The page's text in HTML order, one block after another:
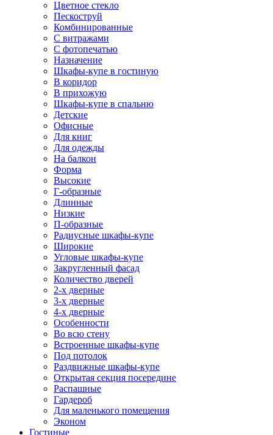
Цветное стекло
Пескоструй
Комбинированные
С витражами
С фотопечатью
Назначение
Шкафы-купе в гостиную
В коридор
В прихожую
Шкафы-купе в спальню
Детские
Офисные
Для книг
Для одежды
На балкон
Форма
Высокие
Г-образные
Длинные
Низкие
П-образные
Радиусные шкафы-купе
Широкие
Угловые шкафы-купе
Закругленный фасад
Количество дверей
2-х дверные
3-х дверные
4-х дверные
Особенности
Во всю стену
Встроенные шкафы-купе
Под потолок
Раздвижные шкафы-купе
Открытая секция посередине
Распашные
Гардероб
Для маленького помещения
Эконом
Гостиные